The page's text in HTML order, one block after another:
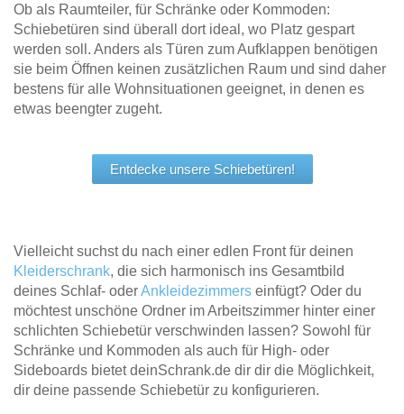
Ob als Raumteiler, für Schränke oder Kommoden:
Schiebetüren sind überall dort ideal, wo Platz gespart
werden soll. Anders als Türen zum Aufklappen benötigen
sie beim Öffnen keinen zusätzlichen Raum und sind daher
bestens für alle Wohnsituationen geeignet, in denen es
etwas beengter zugeht.
Entdecke unsere Schiebetüren!
Vielleicht suchst du nach einer edlen Front für deinen
Kleiderschrank, die sich harmonisch ins Gesamtbild
deines Schlaf- oderAnkleidezimmers einfügt? Oder du
möchtest unschöne Ordner im Arbeitszimmer hinter einer
schlichten Schiebetür verschwinden lassen? Sowohl für
Schränke und Kommoden als auch für High- oder
Sideboards bietet deinSchrank.de dir dir die Möglichkeit,
dir deine passende Schiebetür zu konfigurieren.
Sofas & Schlafsofas
Tische & Bänke